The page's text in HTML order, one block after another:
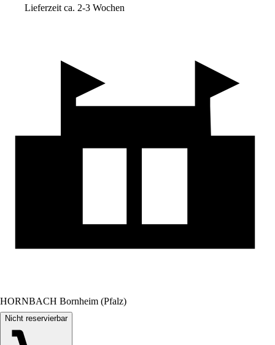
Lieferzeit ca. 2-3 Wochen
HORNBACH Bornheim (Pfalz)
Nicht reservierbar